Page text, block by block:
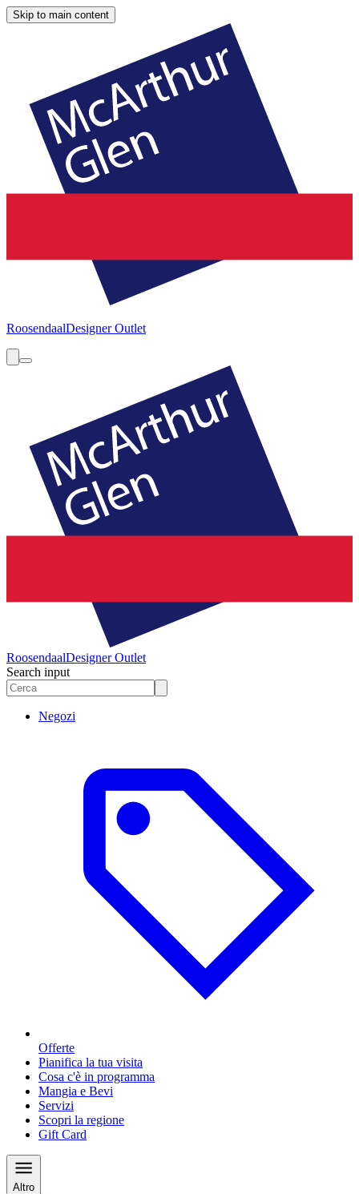
Skip to main content
RoosendaalDesigner Outlet
RoosendaalDesigner Outlet
Search input
Negozi
Offerte
Pianifica la tua visita
Cosa c'è in programma
Mangia e Bevi
Servizi
Scopri la regione
Gift Card
Altro